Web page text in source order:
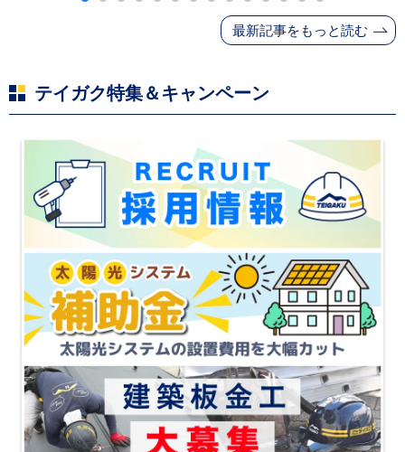
ーフィングの値上げ
と材料入手困難・出最新記事をもっと読む
テイガク特集＆キャンペーン